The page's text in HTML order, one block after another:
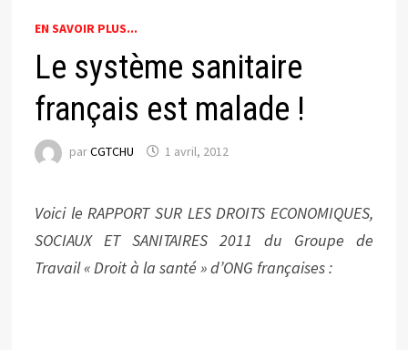
EN SAVOIR PLUS...
Le système sanitaire
français est malade !
parCGTCHU 1 avril, 2012
Voici le RAPPORT SUR LES DROITS ECONOMIQUES,
SOCIAUX ET SANITAIRES 2011 du Groupe de
Travail « Droit à la santé » d’ONG françaises :